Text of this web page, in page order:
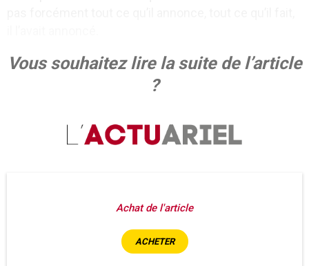
Vous souhaitez lire la suite de l’article
?
Achat de l'article
ACHETER